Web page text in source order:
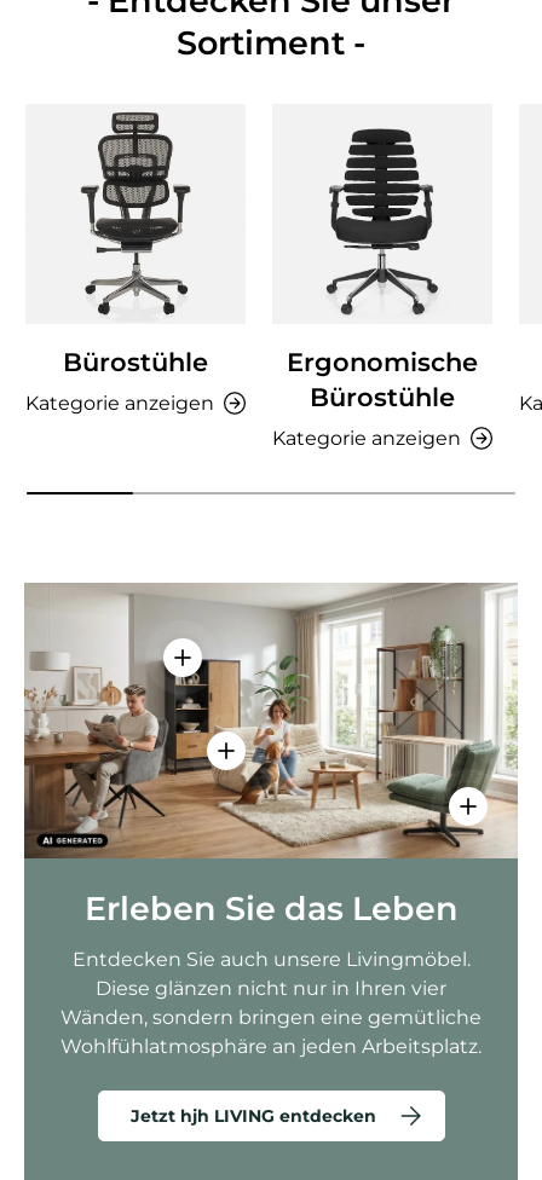
Sortiment -
Bürostühle
Kategorie anzeigen
Ergonomische
Bürostühle
Kategorie anzeigen
Einzelheiten anzeigen - AMIO H -
Einzelheiten anzeigen - Sitzolo 2
Erleben Sie das Leben
Entdecken Sie auch unsere Livingmöbel.
Diese glänzen nicht nur in Ihren vier
Wänden, sondern bringen eine gemütliche
Wohlfühlatmosphäre an jeden Arbeitsplatz.
Jetzt hjh LIVING entdecken